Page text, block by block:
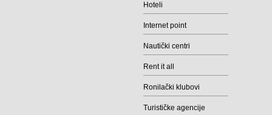
Hoteli
Internet point
Nautički centri
Rent it all
Ronilački klubovi
Turističke agencije